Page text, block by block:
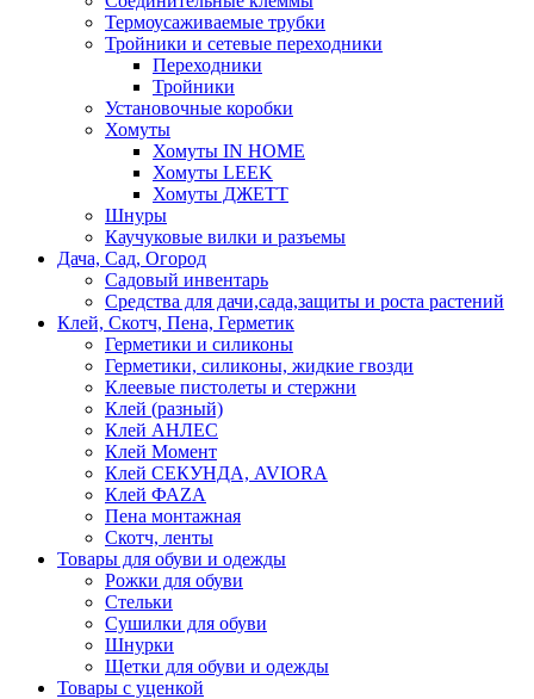
Термоусаживаемые трубки
Тройники и сетевые переходники
Переходники
Тройники
Установочные коробки
Хомуты
Хомуты IN HOME
Хомуты LEEK
Хомуты ДЖЕТТ
Шнуры
Каучуковые вилки и разъемы
Дача, Сад, Огород
Садовый инвентарь
Средства для дачи,сада,защиты и роста растений
Клей, Скотч, Пена, Герметик
Герметики и силиконы
Герметики, силиконы, жидкие гвозди
Клеевые пистолеты и стержни
Клей (разный)
Клей АНЛЕС
Клей Момент
Клей СЕКУНДА, AVIORA
Клей ФАZА
Пена монтажная
Скотч, ленты
Товары для обуви и одежды
Рожки для обуви
Стельки
Сушилки для обуви
Шнурки
Щетки для обуви и одежды
Товары с уценкой